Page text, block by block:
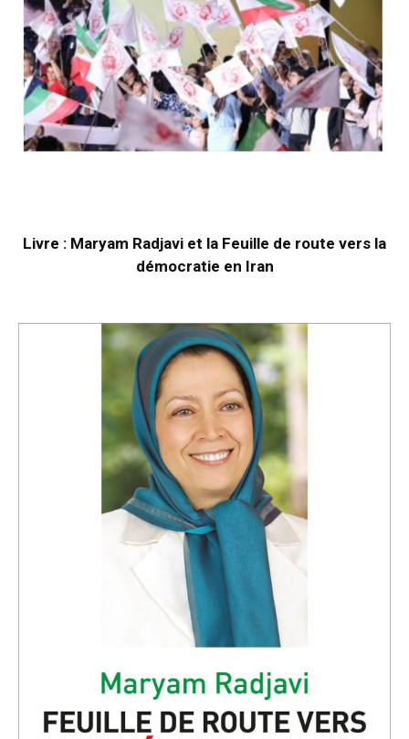
Livre : Maryam Radjavi et la Feuille de route vers la
démocratie en Iran